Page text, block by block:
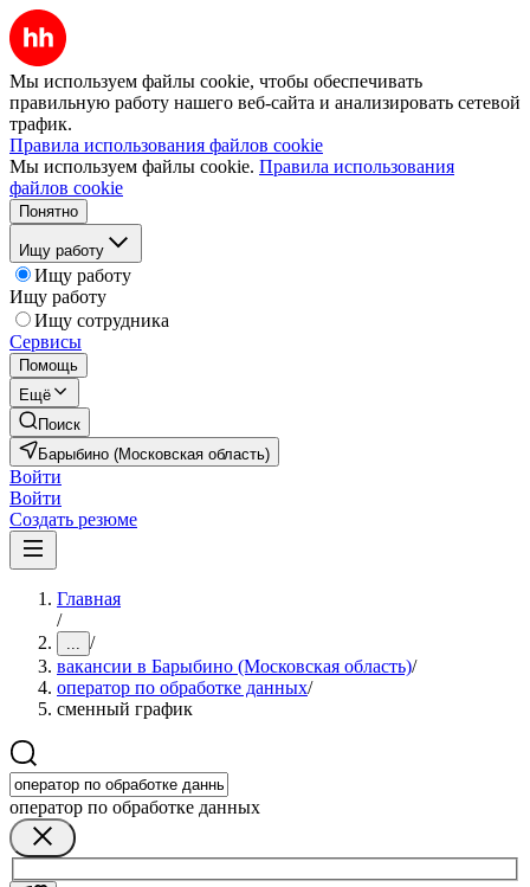
Мы используем файлы cookie, чтобы обеспечивать
правильную работу нашего веб-сайта и анализировать сетевой
трафик.
Правила использования файлов cookie
Мы используем файлы cookie. Правила использования
файлов cookie
Понятно
Ищу работу
Ищу работу
Ищу работу
Ищу сотрудника
Сервисы
Помощь
Ещё
Поиск
Барыбино (Московская область)
Войти
Войти
Создать резюме
Главная
/
... /
вакансии в Барыбино (Московская область)/
оператор по обработке данных/
сменный график
оператор по обработке данных